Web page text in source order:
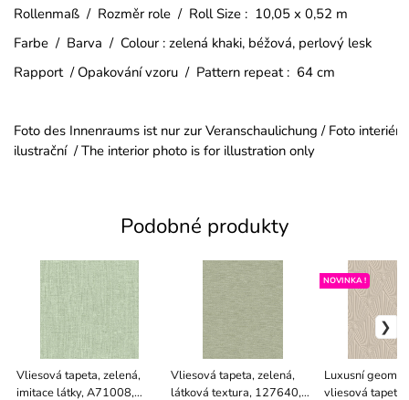
Rollenmaß / Rozměr role / Roll Size : 10,05 x 0,52 m
Farbe / Barva / Colour : zelená khaki, béžová, perlový lesk
Rapport / Opakování vzoru / Pattern repeat : 64 cm
Foto des Innenraums ist nur zur Veranschaulichung / Foto
ilustrační / The interior photo is for illustration only
Podobné produkty
Vliesová tapeta, zelená,
imitace látky, A71008,
Vliesová tapeta, zelená,
látková textura, 127640,
Luxusní
vliesová
NOVINKA !